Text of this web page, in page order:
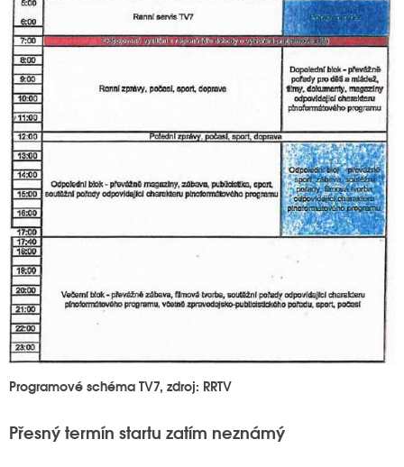
Programové schéma TV7, zdroj: RRTV
Přesný termín startu zatím neznámý